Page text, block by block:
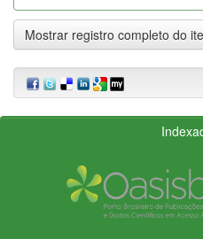
Mostrar registro completo do